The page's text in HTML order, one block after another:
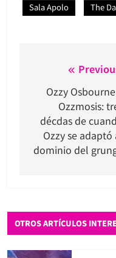
Sala Apolo
The
Navegación
de
entradas
Ozzy
Ozzmosis:
décdas de
Ozzy se adaptó
dominio del
OTROS ARTÍCULOS